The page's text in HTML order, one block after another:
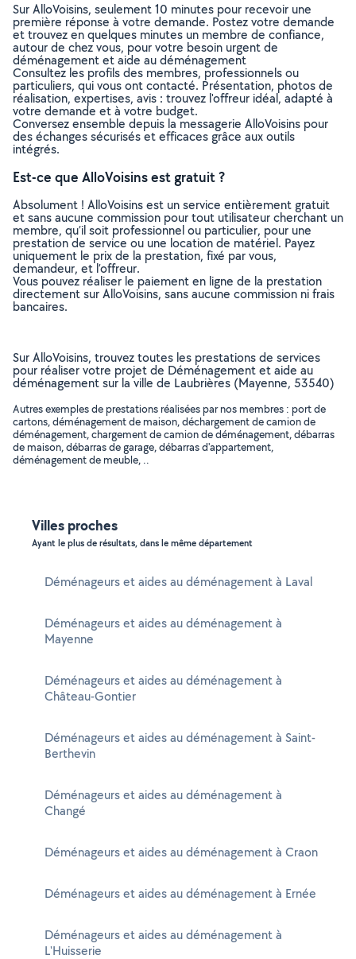
Sur AlloVoisins, seulement 10 minutes pour recevoir une
première réponse à votre demande. Postez votre demande
et trouvez en quelques minutes un membre de confiance,
autour de chez vous, pour votre besoin urgent de
déménagement et aide au déménagement
Consultez les profils des membres, professionnels ou
particuliers, qui vous ont contacté. Présentation, photos de
réalisation, expertises, avis : trouvez l'offreur idéal, adapté à
votre demande et à votre budget.
Conversez ensemble depuis la messagerie AlloVoisins pour
des échanges sécurisés et efficaces grâce aux outils
intégrés.
Est-ce que AlloVoisins est gratuit ?
Absolument ! AlloVoisins est un service entièrement gratuit
et sans aucune commission pour tout utilisateur cherchant un
membre, qu’il soit professionnel ou particulier, pour une
prestation de service ou une location de matériel. Payez
uniquement le prix de la prestation, fixé par vous,
demandeur, et l’offreur.
Vous pouvez réaliser le paiement en ligne de la prestation
directement sur AlloVoisins, sans aucune commission ni frais
bancaires.
Sur AlloVoisins, trouvez toutes les prestations de services
pour réaliser votre projet de Déménagement et aide au
déménagement sur la ville de Laubrières (Mayenne, 53540)
Autres exemples de prestations réalisées par nos membres : port de
cartons, déménagement de maison, déchargement de camion de
déménagement, chargement de camion de déménagement, débarras
de maison, débarras de garage, débarras d'appartement,
déménagement de meuble, ..
Villes proches
Ayant le plus de résultats, dans le même département
Déménageurs et aides au déménagement à Laval
Déménageurs et aides au déménagement à
Mayenne
Déménageurs et aides au déménagement à
Château-Gontier
Déménageurs et aides au déménagement à Saint-
Berthevin
Déménageurs et aides au déménagement à
Changé
Déménageurs et aides au déménagement à Craon
Déménageurs et aides au déménagement à Ernée
Déménageurs et aides au déménagement à
L'Huisserie